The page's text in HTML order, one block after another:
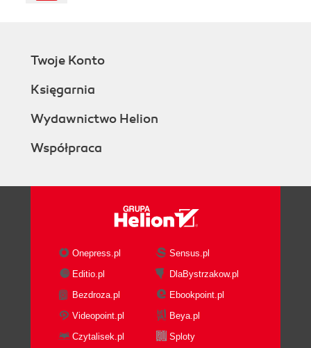
Twoje Konto
Księgarnia
Wydawnictwo Helion
Współpraca
Onepress.pl
Sensus.pl
Editio.pl
DlaBystrzakow.pl
Bezdroza.pl
Ebookpoint.pl
Videopoint.pl
Beya.pl
Czytalisek.pl
Sploty